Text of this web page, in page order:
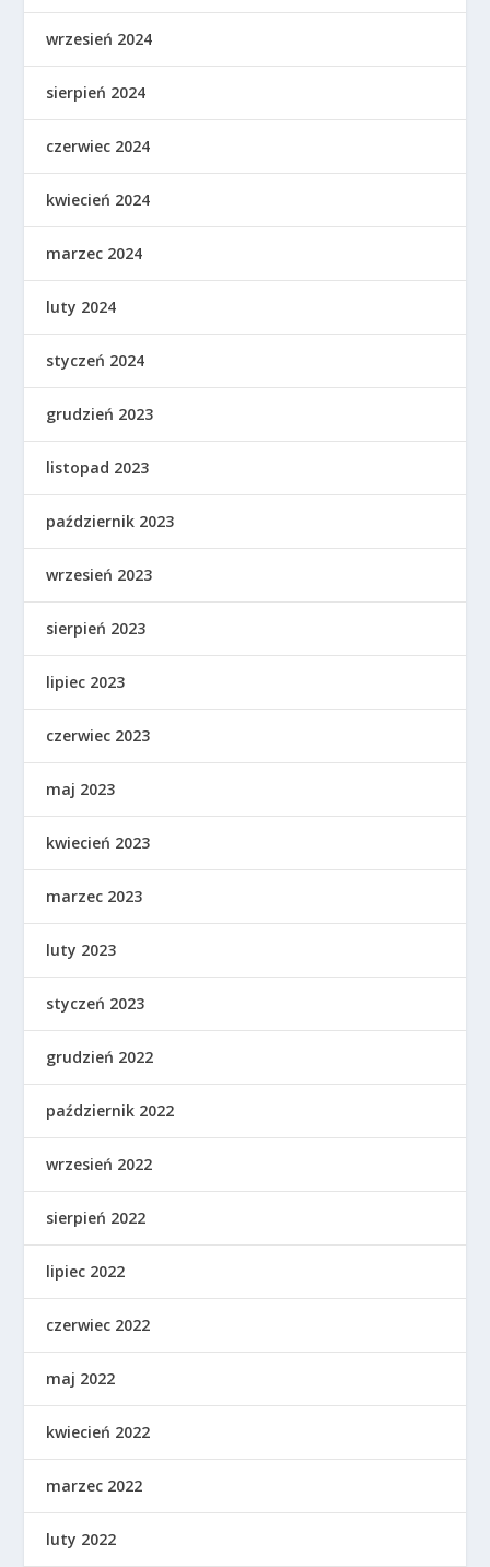
wrzesień 2024
sierpień 2024
czerwiec 2024
kwiecień 2024
marzec 2024
luty 2024
styczeń 2024
grudzień 2023
listopad 2023
październik 2023
wrzesień 2023
sierpień 2023
lipiec 2023
czerwiec 2023
maj 2023
kwiecień 2023
marzec 2023
luty 2023
styczeń 2023
grudzień 2022
październik 2022
wrzesień 2022
sierpień 2022
lipiec 2022
czerwiec 2022
maj 2022
kwiecień 2022
marzec 2022
luty 2022